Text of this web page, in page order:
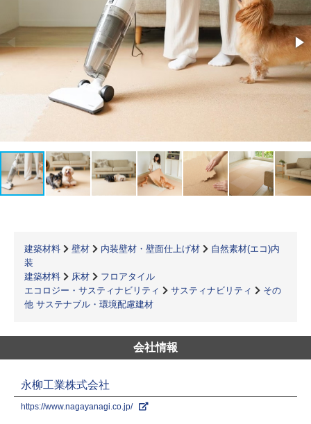
建築材料 壁材 内装壁材・壁面仕上げ材
自然素材(エコ)内
装
建築材料
床材
フロアタイル
エコロジー・サスティナビリティ
サスティナビリティ
その
他 サステナブル・環境配慮建材
会社情報
永柳工業株式会社
https://www.nagayanagi.co.jp/